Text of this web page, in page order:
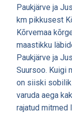
Paukjärve ja
km pikkusest
Kõrvemaa
maastikku
Paukjärve ja
Suursoo. Kuigi
on siiski
varuda aega
rajatud mitmed